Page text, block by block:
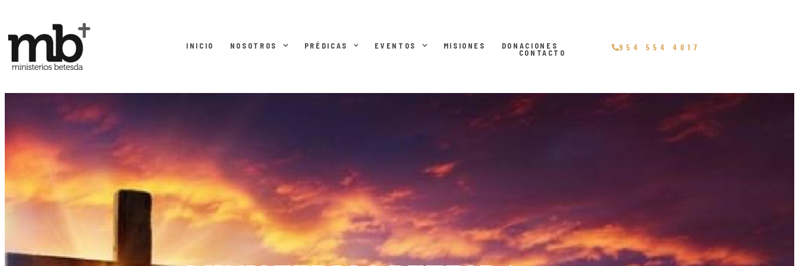
INICIO NOSOTROS PRÉDICAS EVENTOS MISIONES
DONACIONES
CONTACTO
954 554 4017